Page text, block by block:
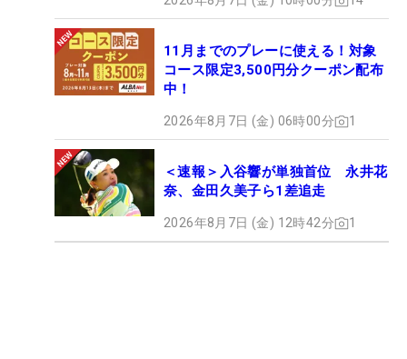
11月までのプレーに使える！対象
コース限定3,500円分クーポン配布
中！
2026年8月7日 (金) 06時00分 1
＜速報＞入谷響が単独首位 永井花
奈、金田久美子ら1差追走
2026年8月7日 (金) 12時42分 1